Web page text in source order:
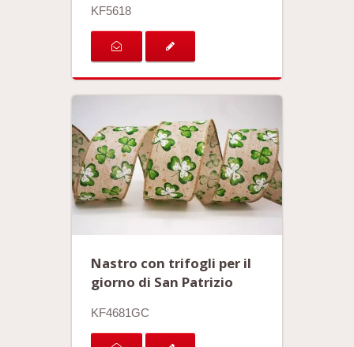
KF5618
Nastro con trifogli per il
giorno di San Patrizio
KF4681GC